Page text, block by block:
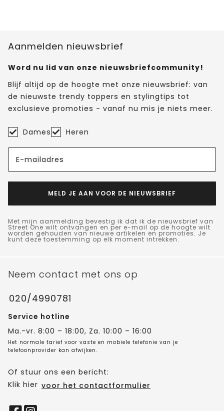
Aanmelden nieuwsbrief
Word nu lid van onze nieuwsbriefcommunity!
Blijf altijd op de hoogte met onze nieuwsbrief: van
de nieuwste trendy toppers en stylingtips tot
exclusieve promoties - vanaf nu mis je niets meer.
Dames Heren
E-mailadres
MELD JE AAN VOOR DE NIEUWSBRIEF
Met mijn aanmelding bevestig ik dat ik de nieuwsbrief van
Street One wilt ontvangen en per e-mail op de hoogte wilt
worden gehouden van nieuwe artikelen en promoties. Je
kunt deze toestemming op elk moment intrekken.
Neem contact met ons op
020/4990781
Service hotline
Ma.-vr. 8:00 – 18:00, Za. 10:00 – 16:00
Het normale tarief voor vaste en mobiele telefonie van je
telefoonprovider kan afwijken.
Of stuur ons een bericht:
Klik hier voor het contactformulier